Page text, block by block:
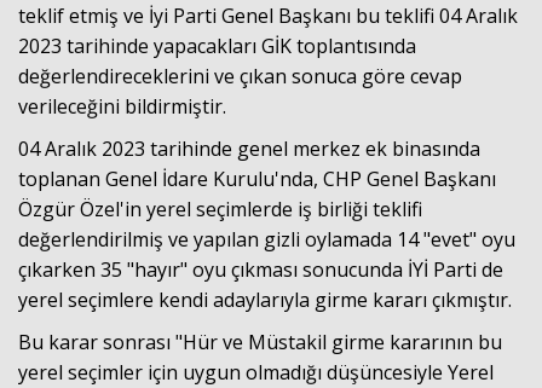
teklif etmiş ve İyi Parti Genel Başkanı bu teklifi 04 Aralık
2023 tarihinde yapacakları GİK toplantısında
değerlendireceklerini ve çıkan sonuca göre cevap
verileceğini bildirmiştir.
04 Aralık 2023 tarihinde genel merkez ek binasında
toplanan Genel İdare Kurulu'nda, CHP Genel Başkanı
Özgür Özel'in yerel seçimlerde iş birliği teklifi
değerlendirilmiş ve yapılan gizli oylamada 14 "evet" oyu
çıkarken 35 "hayır" oyu çıkması sonucunda İYİ Parti de
yerel seçimlere kendi adaylarıyla girme kararı çıkmıştır.
Bu karar sonrası "Hür ve Müstakil girme kararının bu
yerel seçimler için uygun olmadığı düşüncesiyle Yerel